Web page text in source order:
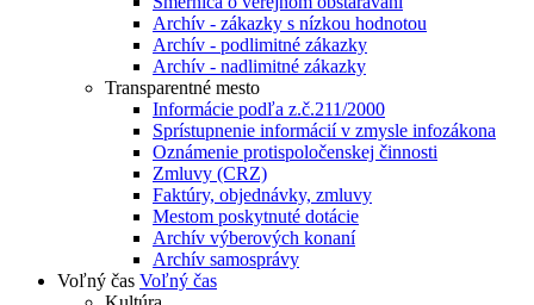
Archív - zákazky s nízkou hodnotou
Archív - podlimitné zákazky
Archív - nadlimitné zákazky
Transparentné mesto
Informácie podľa z.č.211/2000
Sprístupnenie informácií v zmysle infozákona
Oznámenie protispoločenskej činnosti
Zmluvy (CRZ)
Faktúry, objednávky, zmluvy
Mestom poskytnuté dotácie
Archív výberových konaní
Archív samosprávy
Voľný čas Voľný čas